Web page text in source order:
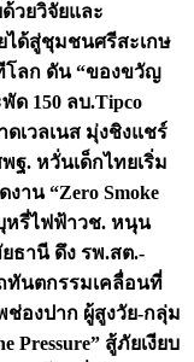
วยวิจัยและ
ได้สู่ชุมชนศรีสะเกษ
โลก ดัน “ของขวัญ
ด 150 ลบ.Tipco
ดเวลเนส มุ่งชิงแชร์
ฐ. หวั่นเด็กไทยเริ่ม
าน “Zero Smoke
หรี่ไฟฟ้าวช. หนุน
ธานี ดึง รพ.สต.-
ทันตกรรมเคลื่อนที่
ช่องปาก ผู้สูงวัย-กลุ่ม
Pressure” สู้ภัยเงียบ